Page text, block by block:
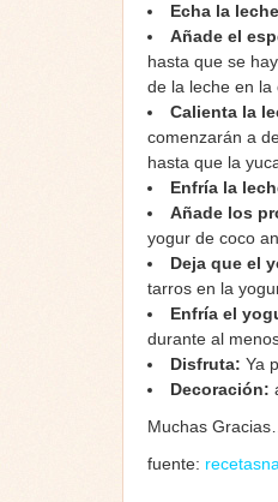
Echa la
Añade el
hasta que se
de la leche en la
Calienta la
comenzarán a
hasta que la
Enfría la
Añade los
yogur de coco
Deja que el
tarros en la
Enfría el
durante al
Disfruta: Ya
Decoración:
Muchas Gracias…
fuente: